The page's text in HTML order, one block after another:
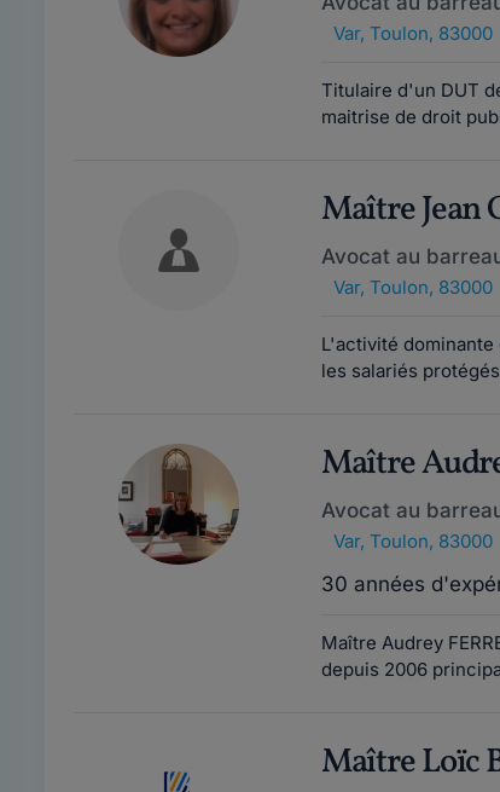
Var, Toulon, 83000
Titulaire d'un DUT
maitrise de droit
Maître Jean
Avocat au
Var, Toulon, 83000
L'activité
les salariés
Maître
Avocat au
Var, Toulon, 83000
30 années
Maître Audrey
depuis 2006
Maître Loïc